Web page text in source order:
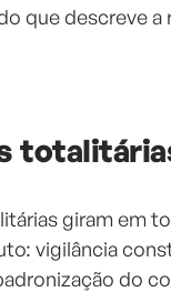
que descreve a
giram em
vigilância
do